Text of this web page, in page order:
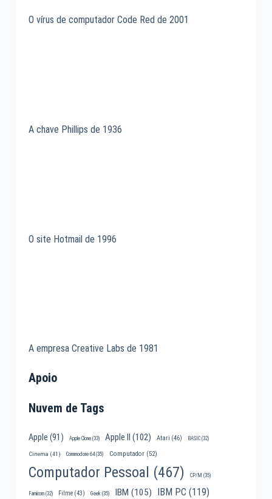
O vírus de computador Code Red de 2001
A chave Phillips de 1936
O site Hotmail de 1996
A empresa Creative Labs de 1981
Apoio
Nuvem de Tags
Apple (91) Apple Clone(33) Apple II (102) Atari (46) BASIC(32)
Cinema (41) Commodore 64(35) Computador(52)
Computador Pessoal (467) CP/M (35)
Famicom(32) Filme(43) Geek(35) IBM (105) IBM PC (119)